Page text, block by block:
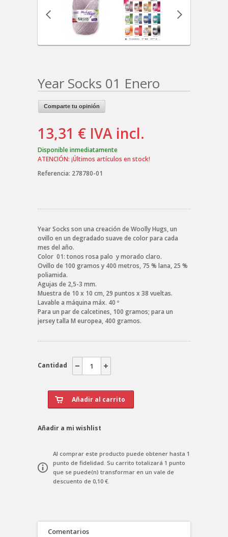
Year Socks 01 Enero
Comparte tu opinión
13,31 € IVA incl.
Disponible inmediatamente
ATENCIÓN: ¡Últimos artículos en stock!
Referencia: 278780-01
Year Socks son una creación de Woolly Hugs, un
ovillo en un degradado suave de color para cada
mes del año.
Color 01: tonos rosa palo y morado claro.
Ovillo de 100 gramos y 400 metros, 75 % lana, 25 %
poliamida.
Agujas de 2,5-3 mm.
Muestra de 10 x 10 cm, 29 puntos x 38 vueltas.
Lavable a máquina máx. 40 º
Para un par de calcetines, 100 gramos; para un
jersey talla M europea, 400 gramos.
Cantidad
Añadir a mi wishlist
Al comprar este producto puede obtener hasta 1
punto de fidelidad. Su carrito totalizará 1 punto
que se puede(n) transformar en un vale de
descuento de 0,10 €.
Comentarios